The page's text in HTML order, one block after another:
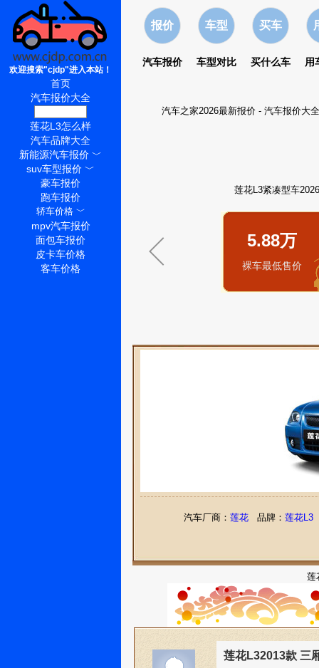
报价
汽车报价
车型
车型对比
买车
买什么车 用
汽车之家2026最新报价- 汽车报价大全
莲花L3紧凑型车
5.88万
裸车最低售价
汽车厂商： 莲花品牌： 莲花L3
莲
莲花L32013款 三
欢迎搜索"cjdp"进入本站！
首页
汽车报价大全
莲花L3怎么样
汽车品牌大全
新能源汽车报价 ﹀
suv车型报价 ﹀
豪车报价
跑车报价
轿车价格﹀
mpv汽车报价
面包车报价
皮卡车价格
客车价格